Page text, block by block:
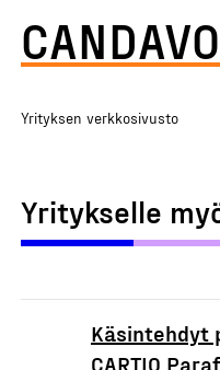
Yrityksen verkkosivusto
Yritykselle
Käsintehdyt
CARTIO